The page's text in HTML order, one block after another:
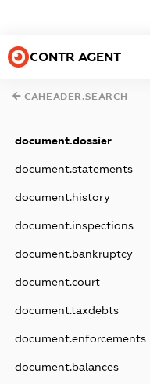
CONTR AGENT
CAHEADER.SEARCH
document.dossier
document.statements
document.history
document.inspections
document.bankruptcy
document.court
document.taxdebts
document.enforcements
document.balances